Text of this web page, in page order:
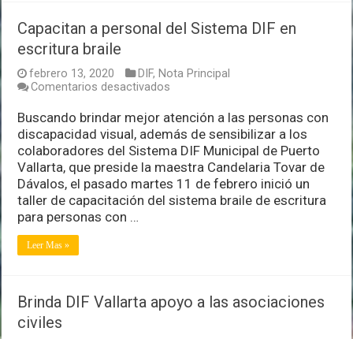
Capacitan a personal del Sistema DIF en
escritura braile
febrero 13, 2020 DIF, Nota Principal
Comentarios desactivados
a
personal
del
Sistema
DIF
en
escritura
braile
Buscando brindar mejor atención a las personas con
discapacidad visual, además de sensibilizar a los
colaboradores del Sistema DIF Municipal de Puerto
Vallarta, que preside la maestra Candelaria Tovar de
Dávalos, el pasado martes 11 de febrero inició un
taller de capacitación del sistema braile de escritura
para personas con …
Leer Mas »
Brinda DIF Vallarta apoyo a las asociaciones
civiles